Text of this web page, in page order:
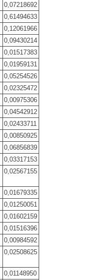
0,07218692
0,61494633
0,12061966
0,09430214
0,01517383
0,01959131
0,05254526
0,02325472
0,00975306
0,04542912
0,02433711
0,00850925
0,06856839
0,03317153
0,02567155
0,01679335
0,01250051
0,01602159
0,01516396
0,00984592
0,02508625
0,01148950